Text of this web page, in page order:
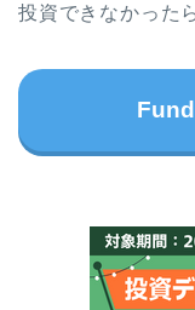
投資できなかった